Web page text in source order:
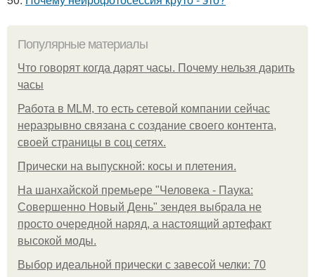
Популярные материалы
Что говорят когда дарят часы. Почему нельзя дарить
часы
Работа в MLM, то есть сетевой компании сейчас
неразрывно связана с создание своего контента,
своей страницы в соц сетях.
Прически на выпускной: косы и плетения.
На шанхайской премьере "Человека - Паука:
Совершенно Новый День" зендея выбрала не
просто очередной наряд, а настоящий артефакт
высокой моды.
Выбор идеальной прически с завесой челки: 70